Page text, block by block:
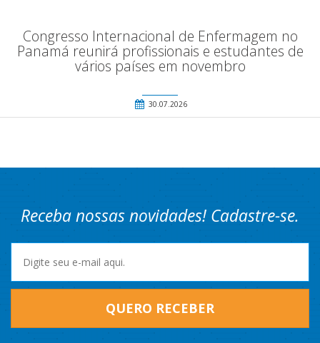
Congresso Internacional de Enfermagem no
Panamá reunirá profissionais e estudantes de
vários países em novembro
30.07.2026
Receba nossas novidades! Cadastre-se.
QUERO RECEBER